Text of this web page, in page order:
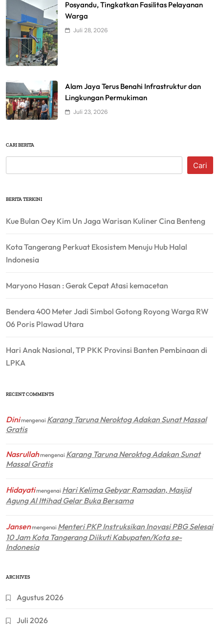
Posyandu, Tingkatkan Fasilitas Pelayanan
Warga
Juli 28, 2026
Alam Jaya Terus Benahi Infrastruktur dan
Lingkungan Permukiman
Juli 23, 2026
CARI BERITA
Cari
BERITA TERKINI
Kue Bulan Oey Kim Un Jaga Warisan Kuliner Cina Benteng
Kota Tangerang Perkuat Ekosistem Menuju Hub Halal
Indonesia
Maryono Hasan : Gerak Cepat Atasi kemacetan
Bendera 400 Meter Jadi Simbol Gotong Royong Warga RW
06 Poris Plawad Utara
Hari Anak Nasional, TP PKK Provinsi Banten Pembinaan di
LPKA
RECENT COMMENTS
Dinimengenai Karang Taruna Neroktog Adakan Sunat Massal
Gratis
Nasrullahmengenai Karang Taruna Neroktog Adakan Sunat
Massal Gratis
Hidayatimengenai Hari Kelima Gebyar Ramadan, Masjid
Agung Al Ittihad Gelar Buka Bersama
Jansenmengenai Menteri PKP Instruksikan Inovasi PBG Selesai
10 Jam Kota Tangerang Diikuti Kabupaten/Kota se-
Indonesia
ARCHIVES
Agustus 2026
Juli 2026